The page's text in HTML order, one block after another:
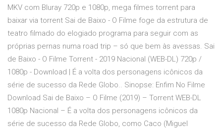
MKV com Bluray 720p e 1080p, mega filmes torrent para
baixar via torrent Sai de Baixo - O Filme foge da estrutura de
teatro filmado do elogiado programa para seguir com as
próprias pernas numa road trip – só que bem às avessas. Sai
de Baixo - O Filme Torrent - 2019 Nacional (WEB-DL) 720p /
1080p - Download | É a volta dos personagens icônicos da
série de sucesso da Rede Globo.. Sinopse: Enfim No Filme
Download Sai de Baixo – O Filme (2019) – Torrent WEB-DL
1080p Nacional – É a volta dos personagens icônicos da
série de sucesso da Rede Globo, como Caco (Miguel